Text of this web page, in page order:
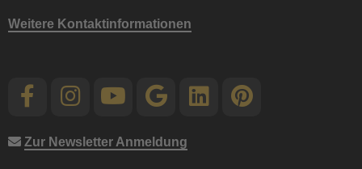
Weitere Kontaktinformationen
Zur Newsletter Anmeldung